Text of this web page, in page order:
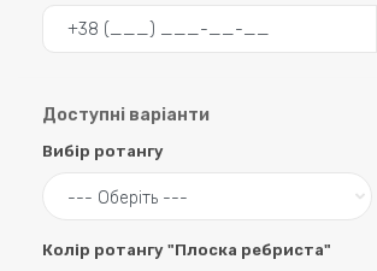
Доступні варіанти
Вибір ротангу
Колір ротангу "Плоска ребриста"